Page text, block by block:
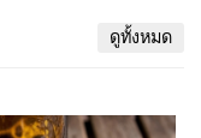
ดูทั้งหมด